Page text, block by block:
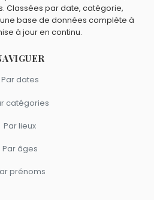
Classées par date, catégorie,
base de données complète à
à jour en continu.
Par dates
catégories
Par lieux
Par âges
prénoms